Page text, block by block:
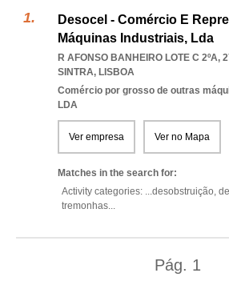
Desocel - Comércio E
Máquinas Industriais, Lda
R AFONSO BANHEIRO LOTE C 2ºA,
SINTRA, LISBOA
Comércio por grosso de outras
LDA
Ver empresa Ver no Mapa
Matches in the search for:
Activity categories: ...desobstruição,
tremonhas...
Pág. 1